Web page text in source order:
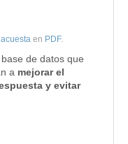
en PDF.
de datos que
a mejorar el
y evitar